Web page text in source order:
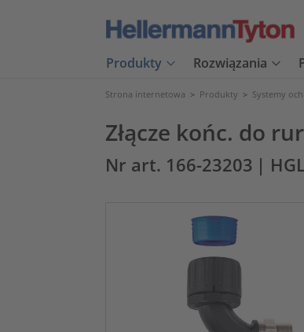
Produkty Rozwiązania
Strona internetowa > Produkty > Systemy
Złącze końc. do
Nr art. 166-23203 |